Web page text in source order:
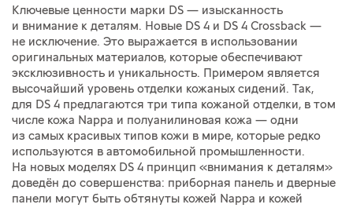
Ключевые ценности марки DS — изысканность
и внимание к деталям. Новые DS 4 и DS 4 Crossback —
не исключение. Это выражается в использовании
оригинальных материалов, которые обеспечивают
эксклюзивность и уникальность. Примером является
высочайший уровень отделки кожаных сидений. Так,
для DS 4 предлагаются три типа кожаной отделки, в том
числе кожа Nappa и полуанилиновая кожа — одни
из самых красивых типов кожи в мире, которые редко
используются в автомобильной промышленности.
На новых моделях DS 4 принцип «внимания к деталям»
доведён до совершенства: приборная панель и дверные
панели могут быть обтянуты кожей Nappa и кожей